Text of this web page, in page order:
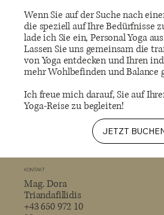
Wenn Sie auf der Suche nach
die speziell auf Ihre Bedürfnisse
lade ich Sie ein, Personal Yoga
Lassen Sie uns gemeinsam die
von Yoga entdecken und Ihren
mehr Wohlbefinden und Balance
Ich freue mich darauf, Sie auf
Yoga-Reise zu begleiten!
JETZT
KONTAKT
Mag. Dora
Triandafillidis
+43 650 972 10